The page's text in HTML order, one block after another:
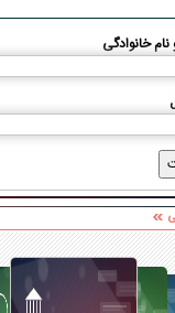
نام خانوادگی